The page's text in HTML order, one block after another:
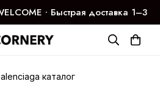
∙ Быстрая доставка 1–3
дня
каталог